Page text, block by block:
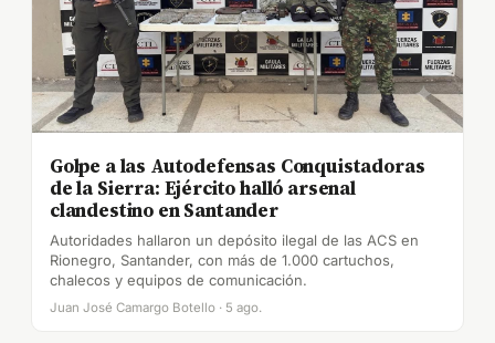
Golpe a las Autodefensas Conquistadoras
de la Sierra: Ejército halló arsenal
clandestino en Santander
Autoridades hallaron un depósito ilegal de las ACS en
Rionegro, Santander, con más de 1.000 cartuchos,
chalecos y equipos de comunicación.
Juan José Camargo Botello · 5 ago.